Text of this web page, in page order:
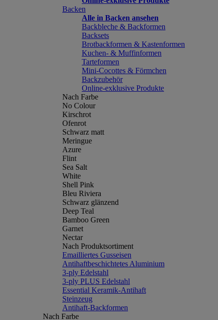
Backen
Alle in Backen ansehen
Backbleche & Backformen
Backsets
Brotbackformen & Kastenformen
Kuchen- & Muffinformen
Tarteformen
Mini-Cocottes & Förmchen
Backzubehör
Online-exklusive Produkte
Nach Farbe
No Colour
Kirschrot
Ofenrot
Schwarz matt
Meringue
Azure
Flint
Sea Salt
White
Shell Pink
Bleu Riviera
Schwarz glänzend
Deep Teal
Bamboo Green
Garnet
Nectar
Nach Produktsortiment
Emailliertes Gusseisen
Antihaftbeschichtetes Aluminium
3-ply Edelstahl
3-ply PLUS Edelstahl
Essential Keramik-Antihaft
Steinzeug
Antihaft-Backformen
Nach Farbe